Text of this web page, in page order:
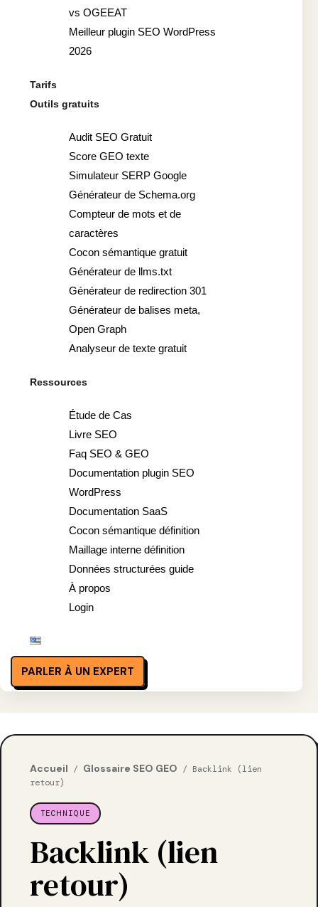
vs OGEEAT
Meilleur plugin SEO WordPress
2026
Tarifs
Outils gratuits
Audit SEO Gratuit
Score GEO texte
Simulateur SERP Google
Générateur de Schema.org
Compteur de mots et de
caractères
Cocon sémantique gratuit
Générateur de llms.txt
Générateur de redirection 301
Générateur de balises meta,
Open Graph
Analyseur de texte gratuit
Ressources
Étude de Cas
Livre SEO
Faq SEO & GEO
Documentation plugin SEO
WordPress
Documentation SaaS
Cocon sémantique définition
Maillage interne définition
Données structurées guide
À propos
Login
PARLER À UN EXPERT
Accueil / Glossaire SEO GEO / Backlink (lien
retour)
TECHNIQUE
Backlink (lien
retour)